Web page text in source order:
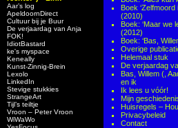
Aar’s log
ApeldoornDirect
Cultuur bij je Buur
De verjaardag van Anja
FOK!
IdiotBastard
ke's myspace
Keneally
Kunst-Zinnig-Brein
Lexolo
LinkedIn
Stevige stukkies
StrangeArt
Tijl’s teiltje
Vroon – Peter Vroon
WiWaWo
Boek ‘Zelfmoord
(2010)
Boek: ‘Maar we
(2012)
Boek: ‘Bas,
Overige
Helemaal stuk
De verjaardag
Bas, Willem (,
en ik
Ik lees u vóór!
Mijn
Huisregels –
Privacybeleid
Contact